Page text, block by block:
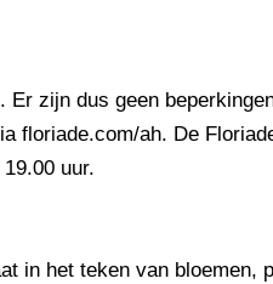
zijn dus geen
floriade.com/ah. De
uur.
in het teken van bloemen,